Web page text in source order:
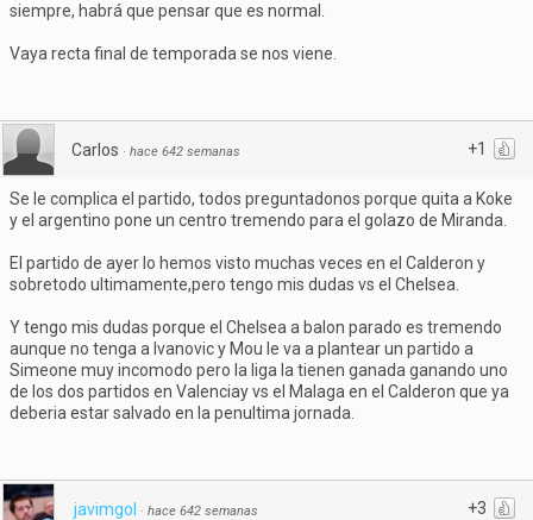
siempre, habrá que pensar que es normal.
Vaya recta final de temporada se nos viene.
+1
Carlos · hace 642 semanas
Se le complica el partido, todos preguntadonos porque quita a Koke
y el argentino pone un centro tremendo para el golazo de Miranda.
El partido de ayer lo hemos visto muchas veces en el Calderon y
sobretodo ultimamente,pero tengo mis dudas vs el Chelsea.
Y tengo mis dudas porque el Chelsea a balon parado es tremendo
aunque no tenga a Ivanovic y Mou le va a plantear un partido a
Simeone muy incomodo pero la liga la tienen ganada ganando uno
de los dos partidos en Valenciay vs el Malaga en el Calderon que ya
deberia estar salvado en la penultima jornada.
+3
javimgol · hace 642 semanas